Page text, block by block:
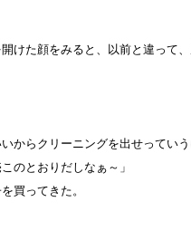
けた顔をみると、以前と違って、
からクリーニングを出せっていう
のとおりだしなぁ～」
買ってきた。